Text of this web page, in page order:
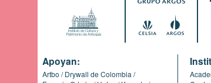
Apoyan:
Artbo
Drywall de Colombia